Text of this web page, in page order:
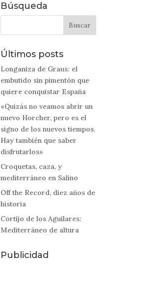
Búsqueda
Últimos posts
Longaniza de Graus: el
embutido sin pimentón que
quiere conquistar España
«Quizás no veamos abrir un
nuevo Horcher, pero es el
signo de los nuevos tiempos.
Hay también que saber
disfrutarlos»
Croquetas, caza, y
mediterráneo en Salino
Off the Record, diez años de
historia
Cortijo de los Aguilares:
Mediterráneo de altura
Publicidad